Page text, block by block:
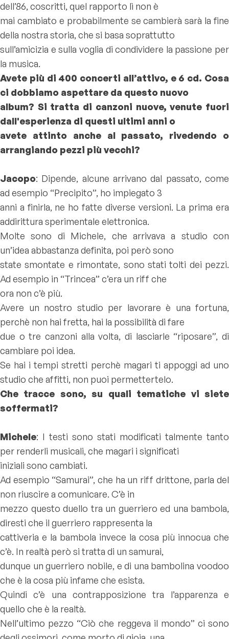
dell’86, coscritti, quel rapporto lì non è
mai cambiato e probabilmente se cambierà sarà la fine
della nostra storia, che si basa soprattutto
sull’amicizia e sulla voglia di condividere la passione per
la musica.
Avete più di 400 concerti all’attivo, e 6 cd. Cosa
ci dobbiamo aspettare da questo nuovo
album? Si tratta di canzoni nuove, venute fuori
dall'esperienza di questi ultimi anni o
avete attinto anche al passato, rivedendo o
arrangiando pezzi più vecchi?
Jacopo: Dipende, alcune arrivano dal passato, come
ad esempio “Precipito”, ho impiegato 3
anni a finirla, ne ho fatte diverse versioni. La prima era
addirittura sperimentale elettronica.
Molte sono di Michele, che arrivava a studio con
un’idea abbastanza definita, poi però sono
state smontate e rimontate, sono stati tolti dei pezzi.
Ad esempio in “Trincea” c’era un riff che
ora non c’è più.
Avere un nostro studio per lavorare è una fortuna,
perchè non hai fretta, hai la possibilità di fare
due o tre canzoni alla volta, di lasciarle “riposare”, di
cambiare poi idea.
Se hai i tempi stretti perchè magari ti appoggi ad uno
studio che affitti, non puoi permettertelo.
Che tracce sono, su quali tematiche vi siete
soffermati?
Michele: I testi sono stati modificati talmente tanto
per renderli musicali, che magari i significati
iniziali sono cambiati.
Ad esempio “Samurai”, che ha un riff drittone, parla del
non riuscire a comunicare. C’è in
mezzo questo duello tra un guerriero ed una bambola,
diresti che il guerriero rappresenta la
cattiveria e la bambola invece la cosa più innocua che
c’è. In realtà però si tratta di un samurai,
dunque un guerriero nobile, e di una bambolina voodoo
che è la cosa più infame che esista.
Quindi c’è una contrapposizione tra l’apparenza e
quello che è la realtà.
Nell’ultimo pezzo “Ciò che reggeva il mondo” ci sono